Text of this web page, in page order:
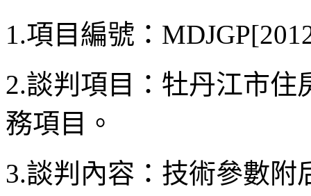
1.項目編號：
2.談判項目：牡丹江市
務項目。
3.談判內容：技術參數